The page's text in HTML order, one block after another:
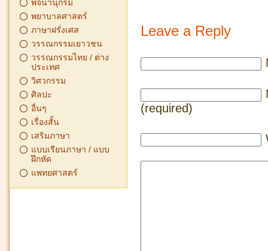
พจนานุกรม
พยาบาลศาสตร์
ภาษาฝรั่งเศส
วรรณกรรมเยาวชน
วรรณกรรมไทย / ต่าง
ประเทศ
วิศวกรรม
ศิลปะ
อื่นๆ
เรื่องสั้น
เสริมภาษา
แบบเรียนภาษา / แบบ
ฝึกหัด
แพทยศาสตร์
Leave a Reply
(required)